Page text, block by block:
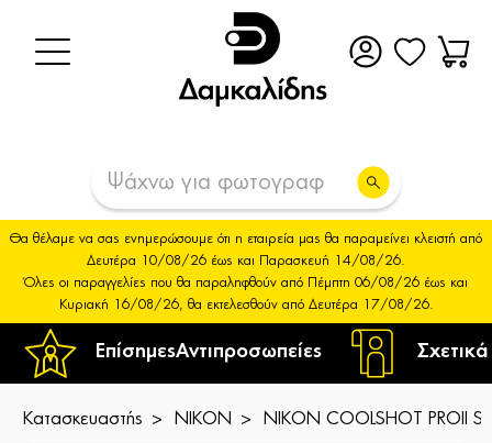
ΕπίσημεςΑντιπροσωπείες
Θα θέλαμε να σας ενημερώσουμε ότι η εταιρεία μας θα παραμείνει κλειστή από
Δευτέρα 10/08/26 έως και Παρασκευή 14/08/26.
Όλες οι παραγγελίες που θα παραληφθούν από Πέμπτη 06/08/26 έως και
Κυριακή 16/08/26, θα εκτελεσθούν από Δευτέρα 17/08/26.
Κατασκευαστής NIKON NIKON COOLSHOT PROII